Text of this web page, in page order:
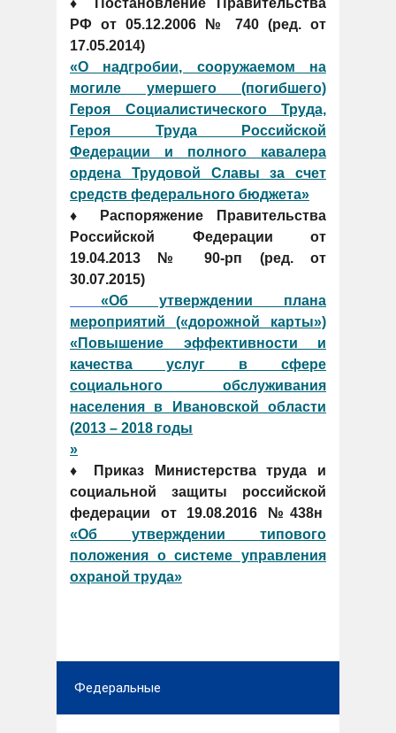
♦ Постановление Правительства
РФ от 05.12.2006 № 740 (ред. от
17.05.2014)
«О надгробии, сооружаемом на
могиле умершего (погибшего)
Героя Социалистического Труда,
Героя Труда Российской
Федерации и полного кавалера
ордена Трудовой Славы за счет
средств федерального бюджета»
♦ Распоряжение Правительства
Российской Федерации от
19.04.2013 № 90-рп (ред. от
30.07.2015)
«Об утверждении плана
мероприятий («дорожной карты»)
«Повышение эффективности и
качества услуг в сфере
социального обслуживания
населения в Ивановской области
(2013 – 2018 годы
»
♦ Приказ Министерства труда и
социальной защиты российской
федерации от 19.08.2016 №438н
«Об утверждении типового
положения о системе управления
охраной труда»
Федеральные